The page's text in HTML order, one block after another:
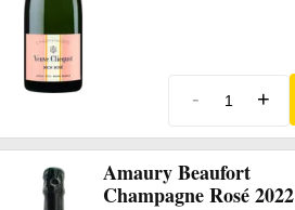
- +
Amaury Beaufort
Champagne Rosé 2022